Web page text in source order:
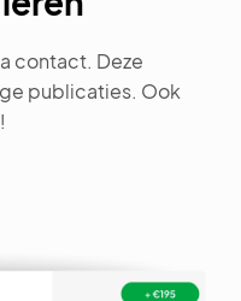
contact. Deze
publicaties. Ook